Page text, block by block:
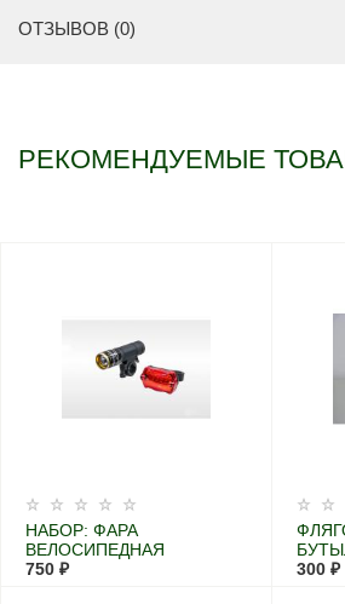
ОТЗЫВОВ (0)
РЕКОМЕНДУЕМЫЕ
НАБОР: ФАРА
ВЕЛОСИПЕДНАЯ
ПЕРЕДНЯЯ С
750 ₽
300 ₽